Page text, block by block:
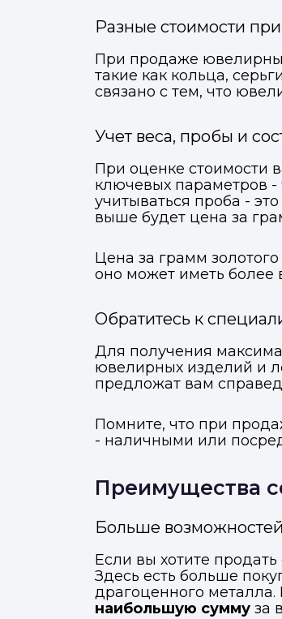
Разные стоимости
При продаже
такие как кольца,
связано с тем, что
Учет веса, пробы и
При оценке стоимости
ключевых параметров -
учитываться проба -
выше будет цена за
Цена за грамм
оно может иметь более
Обратитесь к
Для получения
ювелирных изделий и
предложат вам
Помните, что при
- наличными или
Преимущества
Больше
Если вы хотите
Здесь есть больше
драгоценного
наибольшую сумму за